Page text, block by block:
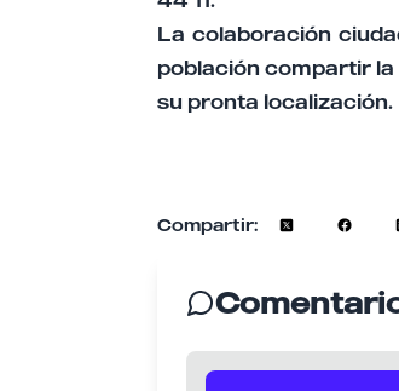
La colaboración
población compartir
su pronta localización.
Compartir: